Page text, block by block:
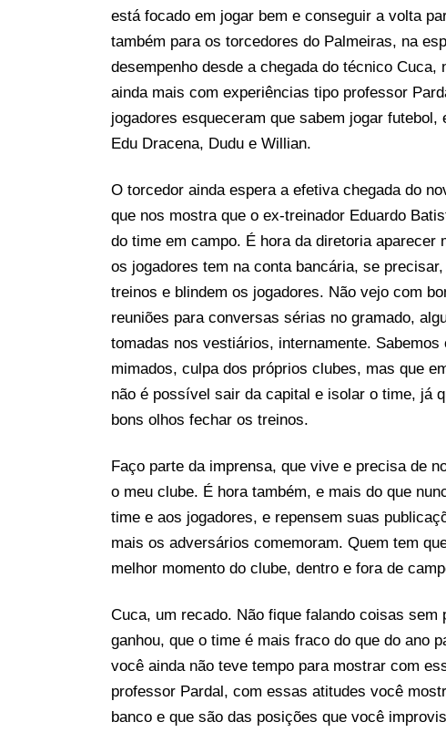
está focado em jogar bem e conseguir a volta
também para os torcedores do Palmeiras, na
desempenho desde a chegada do técnico
ainda mais com experiências tipo professor
jogadores esqueceram que sabem jogar
Edu Dracena, Dudu e Willian.
O torcedor ainda espera a efetiva chegada do
que nos mostra que o ex-treinador Eduardo
do time em campo. É hora da diretoria
os jogadores tem na conta bancária, se
treinos e blindem os jogadores. Não vejo com
reuniões para conversas sérias no gramado,
tomadas nos vestiários, internamente.
mimados, culpa dos próprios clubes, mas que
não é possível sair da capital e isolar o time, já
bons olhos fechar os treinos.
Faço parte da imprensa, que vive e precisa de
o meu clube. É hora também, e mais do que
time e aos jogadores, e repensem suas
mais os adversários comemoram. Quem tem
melhor momento do clube, dentro e fora de
Cuca, um recado. Não fique falando coisas
ganhou, que o time é mais fraco do que do ano
você ainda não teve tempo para mostrar com
professor Pardal, com essas atitudes você
banco e que são das posições que você